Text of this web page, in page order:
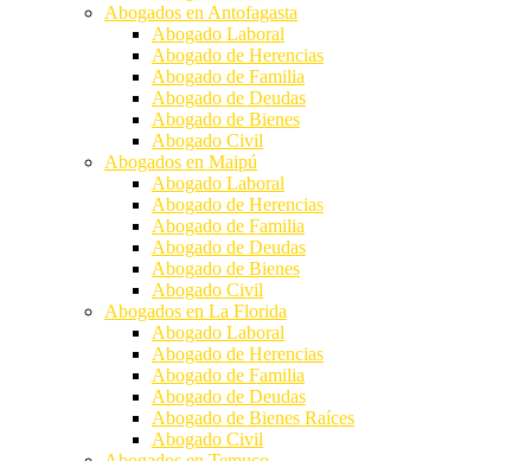
Abogados en Antofagasta
Abogado Laboral
Abogado de Herencias
Abogado de Familia
Abogado de Deudas
Abogado de Bienes
Abogado Civil
Abogados en Maipú
Abogado Laboral
Abogado de Herencias
Abogado de Familia
Abogado de Deudas
Abogado de Bienes
Abogado Civil
Abogados en La Florida
Abogado Laboral
Abogado de Herencias
Abogado de Familia
Abogado de Deudas
Abogado de Bienes Raíces
Abogado Civil